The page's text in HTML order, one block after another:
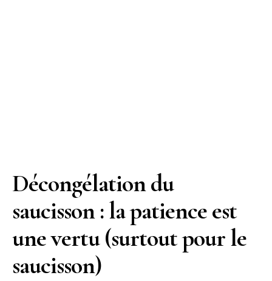
Décongélation du
saucisson : la patience est
une vertu (surtout pour le
saucisson)